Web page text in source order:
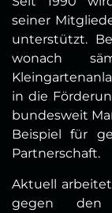
seiner
unterstützt.
wonach
in die
bundesweit
Beispiel für
Partnerschaft.
Aktuell
gegen den